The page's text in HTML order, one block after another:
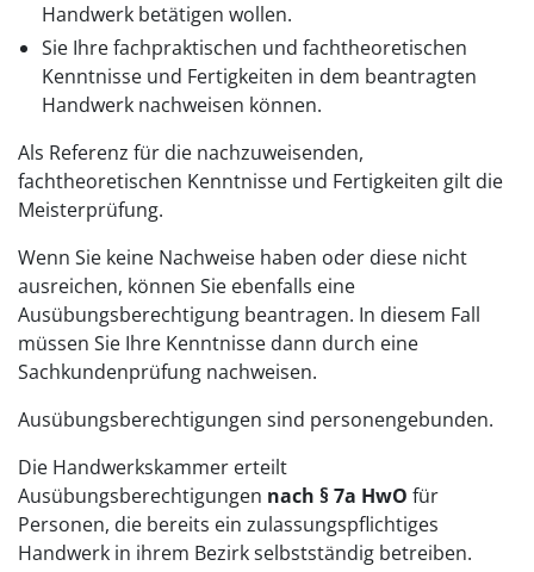
Handwerk betätigen wollen.
Sie Ihre fachpraktischen und fachtheoretischen
Kenntnisse und Fertigkeiten in dem beantragten
Handwerk nachweisen können.
Als Referenz für die nachzuweisenden,
fachtheoretischen Kenntnisse und Fertigkeiten gilt die
Meisterprüfung.
Wenn Sie keine Nachweise haben oder diese nicht
ausreichen, können Sie ebenfalls eine
Ausübungsberechtigung beantragen. In diesem Fall
müssen Sie Ihre Kenntnisse dann durch eine
Sachkundenprüfung nachweisen.
Ausübungsberechtigungen sind personengebunden.
Die Handwerkskammer erteilt
Ausübungsberechtigungen nach § 7a HwO für
Personen, die bereits ein zulassungspflichtiges
Handwerk in ihrem Bezirk selbstständig betreiben.